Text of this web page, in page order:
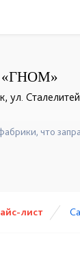
ул.
что
лист